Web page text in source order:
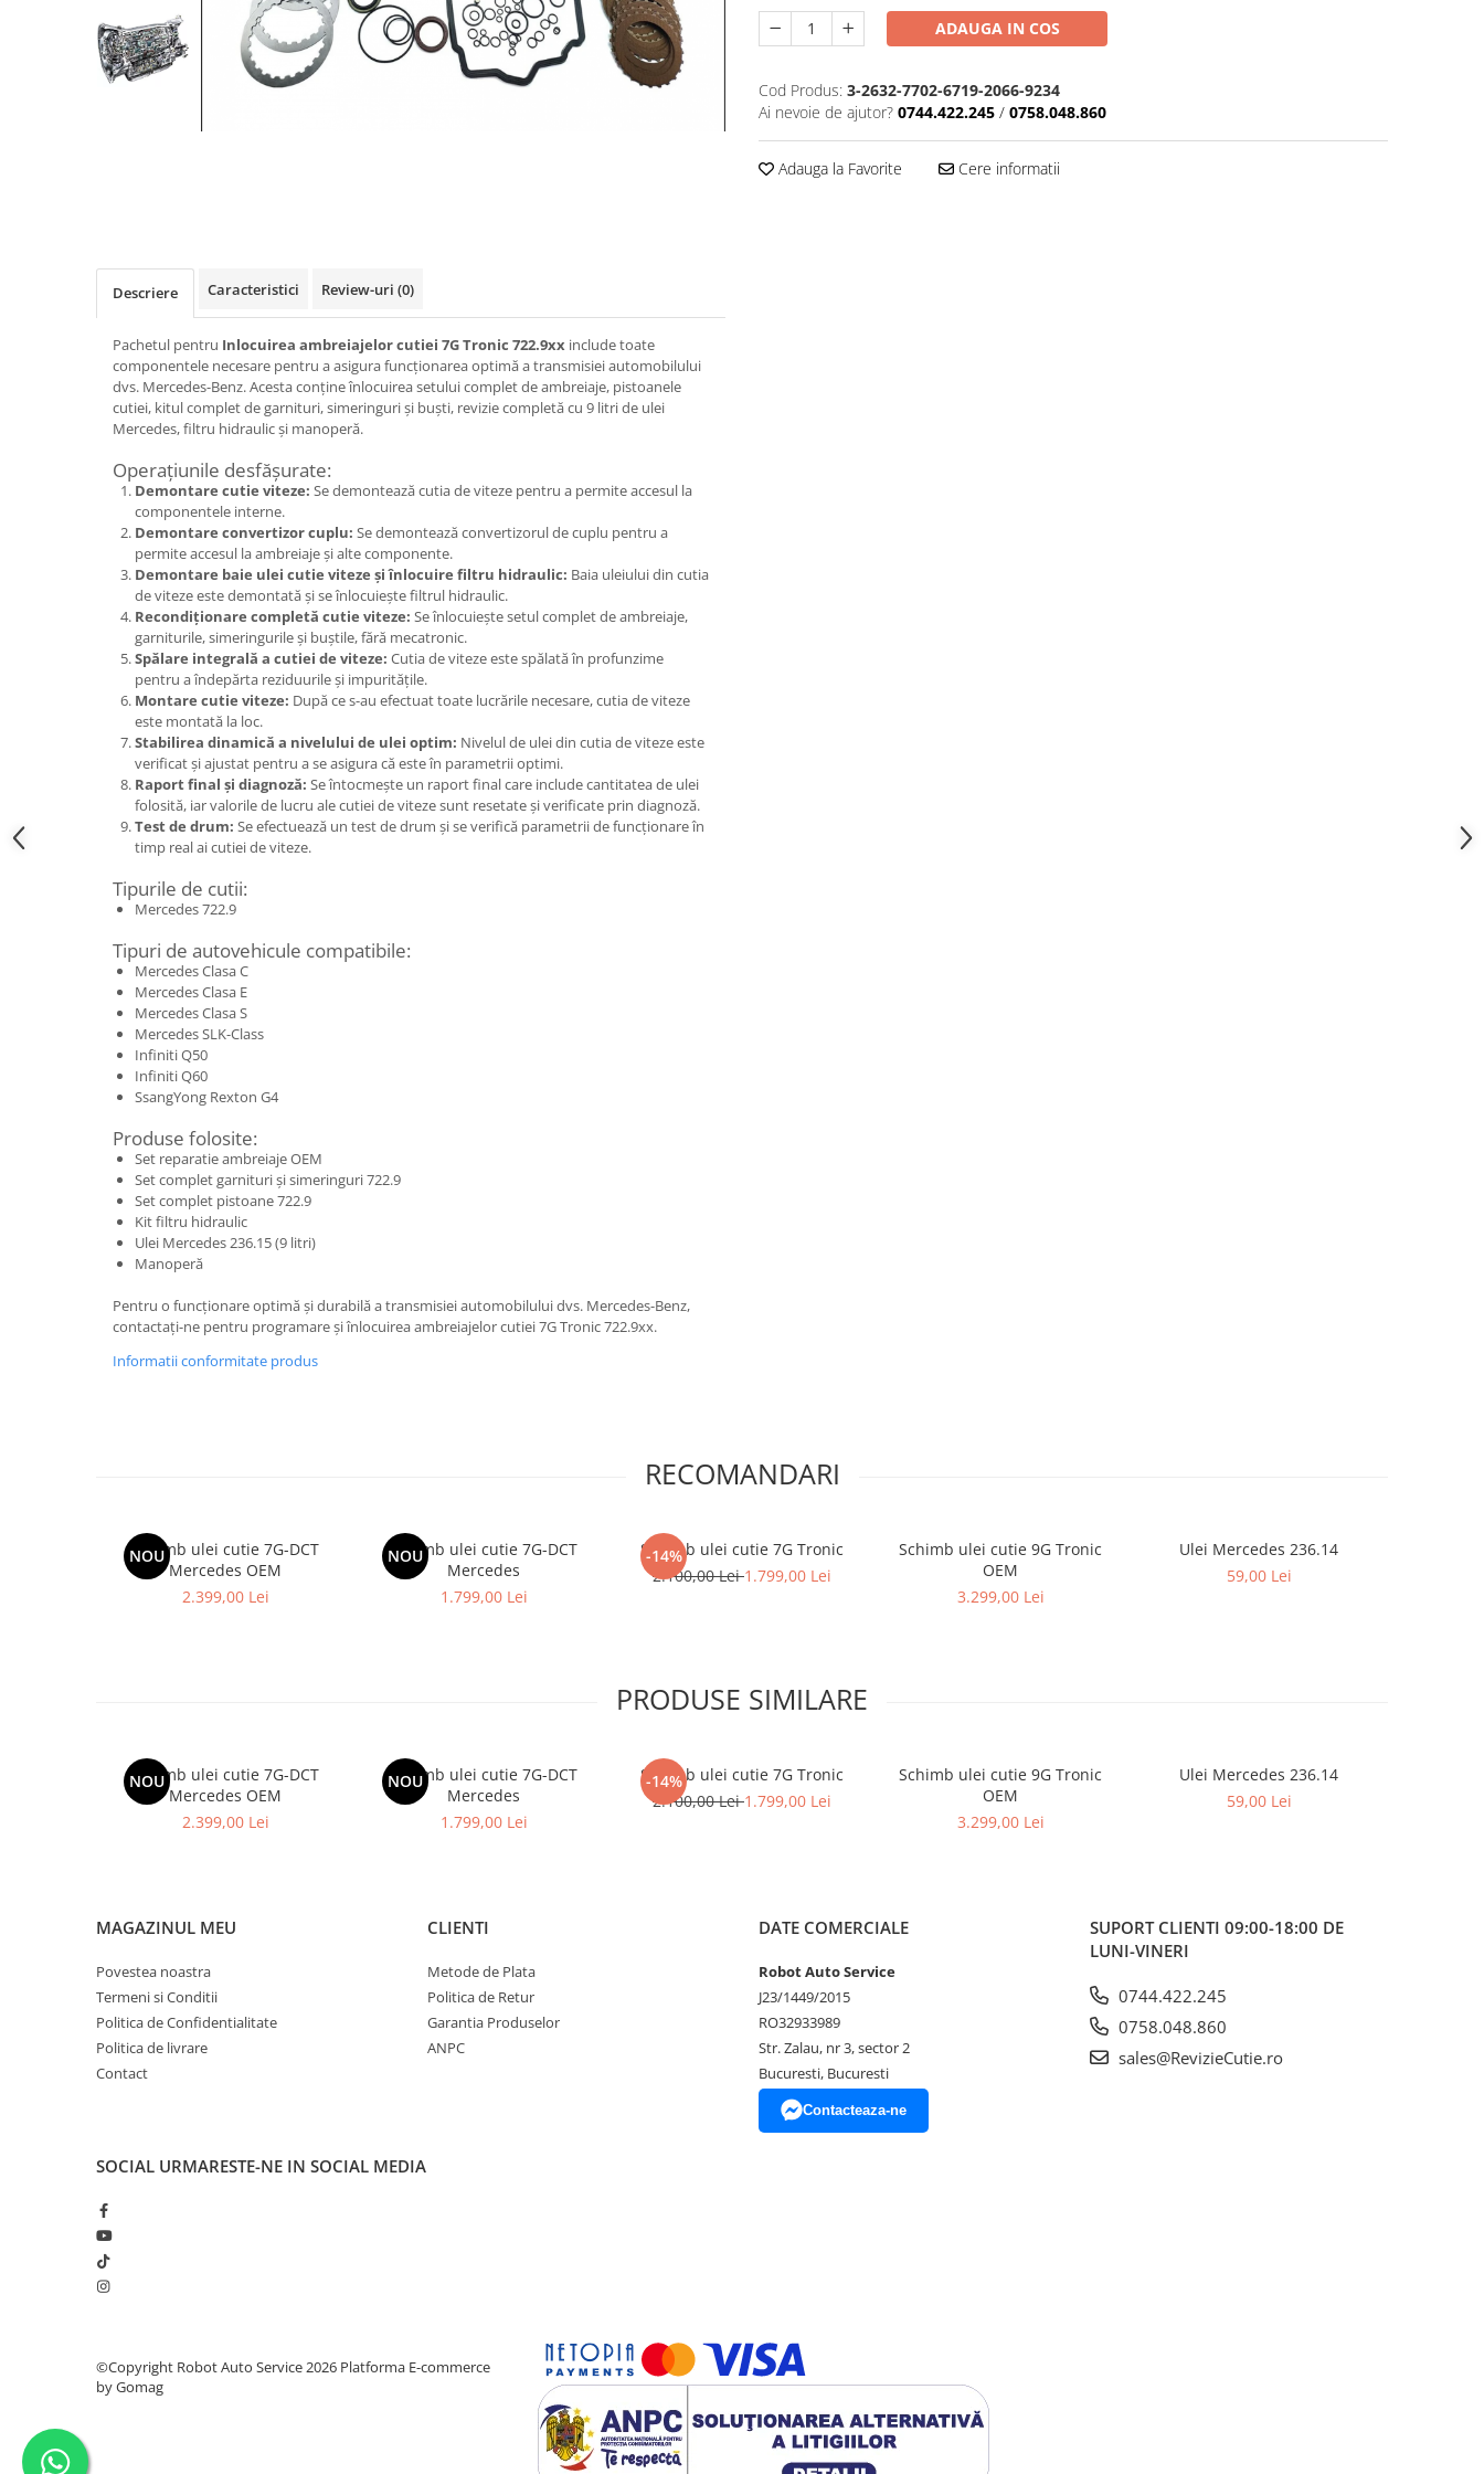
ADAUGA IN COS
Cod Produs: 3-2632-7702-6719-2066-9234
Ai nevoie de ajutor? 0744.422.245 / 0758.048.860
Adauga la Favorite Cere informatii
Descriere Caracteristici Review-uri (0)
Pachetul pentru Inlocuirea ambreiajelor cutiei 7G Tronic 722.9xx include toate
componentele necesare pentru a asigura funcționarea optimă a transmisiei automobilului
dvs. Mercedes-Benz. Acesta conține înlocuirea setului complet de ambreiaje, pistoanele
cutiei, kitul complet de garnituri, simeringuri și buști, revizie completă cu 9 litri de ulei
Mercedes, filtru hidraulic și manoperă.
Operațiunile desfășurate:
Demontare cutie viteze: Se demontează cutia de viteze pentru a permite accesul la
componentele interne.
Demontare convertizor cuplu: Se demontează convertizorul de cuplu pentru a
permite accesul la ambreiaje și alte componente.
Demontare baie ulei cutie viteze și înlocuire filtru hidraulic: Baia uleiului din cutia
de viteze este demontată și se înlocuiește filtrul hidraulic.
Recondiționare completă cutie viteze: Se înlocuiește setul complet de ambreiaje,
garniturile, simeringurile și buștile, fără mecatronic.
Spălare integrală a cutiei de viteze: Cutia de viteze este spălată în profunzime
pentru a îndepărta reziduurile și impuritățile.
Montare cutie viteze: După ce s-au efectuat toate lucrările necesare, cutia de viteze
este montată la loc.
Stabilirea dinamică a nivelului de ulei optim: Nivelul de ulei din cutia de viteze este
verificat și ajustat pentru a se asigura că este în parametrii optimi.
Raport final și diagnoză: Se întocmește un raport final care include cantitatea de ulei
folosită, iar valorile de lucru ale cutiei de viteze sunt resetate și verificate prin diagnoză.
Test de drum: Se efectuează un test de drum și se verifică parametrii de funcționare în
timp real ai cutiei de viteze.
Tipurile de cutii:
Mercedes 722.9
Tipuri de autovehicule compatibile:
Mercedes Clasa C
Mercedes Clasa E
Mercedes Clasa S
Mercedes SLK-Class
Infiniti Q50
Infiniti Q60
SsangYong Rexton G4
Produse folosite:
Set reparatie ambreiaje OEM
Set complet garnituri și simeringuri 722.9
Set complet pistoane 722.9
Kit filtru hidraulic
Ulei Mercedes 236.15 (9 litri)
Manoperă
Pentru o funcționare optimă și durabilă a transmisiei automobilului dvs. Mercedes-Benz,
contactați-ne pentru programare și înlocuirea ambreiajelor cutiei 7G Tronic 722.9xx.
Informatii conformitate produs
RECOMANDARI
NOU
Schimb ulei cutie 7G-DCT
Mercedes OEM
2.399,00 Lei
NOU
Schimb ulei cutie 7G-DCT
Mercedes
1.799,00 Lei
-14%
Schimb ulei cutie 7G Tronic
2.100,00 Lei1.799,00 Lei
Schimb ulei cutie 9G Tronic
OEM
3.299,00 Lei
Ulei Mercedes 236.14
59,00 Lei
PRODUSE SIMILARE
NOU
Schimb ulei cutie 7G-DCT
Mercedes OEM
2.399,00 Lei
NOU
Schimb ulei cutie 7G-DCT
Mercedes
1.799,00 Lei
-14%
Schimb ulei cutie 7G Tronic
2.100,00 Lei1.799,00 Lei
Schimb ulei cutie 9G Tronic
OEM
3.299,00 Lei
Ulei Mercedes 236.14
59,00 Lei
MAGAZINUL MEU
Povestea noastra
Termeni si Conditii
Politica de Confidentialitate
Politica de livrare
Contact
CLIENTI
Metode de Plata
Politica de Retur
Garantia Produselor
ANPC
DATE COMERCIALE
Robot Auto Service
J23/1449/2015
RO32933989
Str. Zalau, nr 3, sector 2
Bucuresti, Bucuresti
Contacteaza-ne
SUPORT CLIENTI 09:00-18:00 DE
LUNI-VINERI
0744.422.245
0758.048.860
sales@RevizieCutie.ro
SOCIAL URMARESTE-NE IN SOCIAL MEDIA
©Copyright Robot Auto Service 2026 Platforma E-commerce
by Gomag